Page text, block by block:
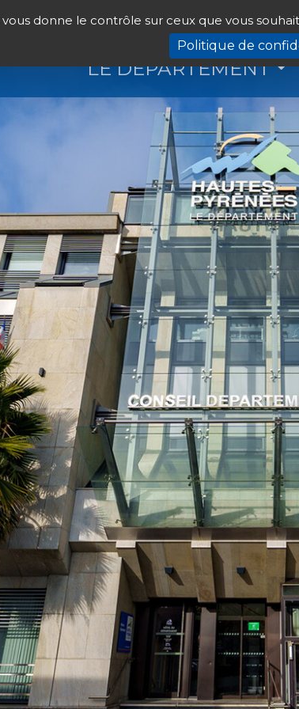
donne le contrôle sur ceux que vous
Politique de
LE DÉPARTEMENT